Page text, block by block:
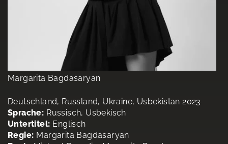
Margarita Bagdasaryan
Deutschland, Russland, Ukraine, Usbekistan 2023
Sprache: Russisch, Usbekisch
Untertitel: Englisch
Regie: Margarita Bagdasaryan